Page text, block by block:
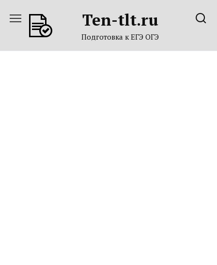
содержанию
Ten-tlt.ru
Подготовка к ЕГЭ ОГЭ